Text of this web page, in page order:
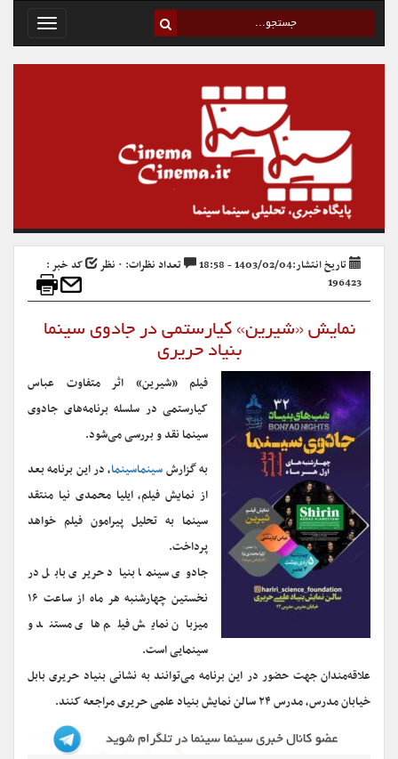
Toggle
تاریخ انتشار:1403/02/04 - 18:58 تعداد نظرات: ۰ نظر
کد خبر :
196423
نمایش «شیرین» کیارستمی در جادوی سینما
بنیاد حریری
فیلم «شیرین» اثر متفاوت عباس
کیارستمی در سلسله برنامه‌های جادوی
سینما نقد و بررسی می‌شود.
به گزارشسینماسینما، در این برنامه بعد
از نمایش فیلم، ایلیا محمدی نیا منتقد
سینما به تحلیل پیرامون فیلم خواهد
پرداخت.
جادوی سینما بنیاد حریری بابل در
نخستین چهارشنبه هر ماه از ساعت ۱۶
میزبان نمایش فیلم های مستند و
سینمایی است.
علاقه‌مندان جهت حضور در این برنامه می‌توانند به نشانی بنیاد حریری بابل
خیابان مدرس، مدرس ۲۴ سالن نمایش بنیاد علمی حریری مراجعه کنند.